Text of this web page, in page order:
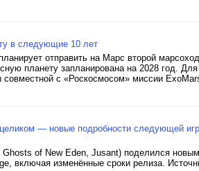
в следующие 10 лет
отправить на Марс второй
планету запланирована на 2028 год.
с «Роскосмосом» миссии
— новые подробности следующей
Ghosts of New Eden, Jusant) поделился
включая изменённые сроки релиза.